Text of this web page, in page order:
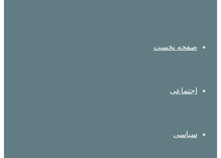
صفحه نخست
اجتماعی
سیاسی